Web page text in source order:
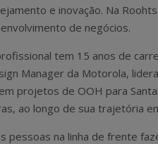
e inovação. Na
de negócios.
tem 15 anos de
Manager da Motorola,
projetos de OOH para
ao longo de sua trajetória
pessoas na linha de frente